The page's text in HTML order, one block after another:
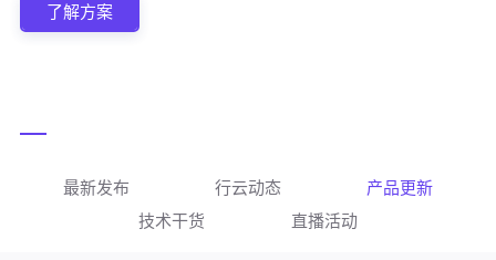
了解方案
最新发布 行云动态
产品更新
技术干货
直播活动